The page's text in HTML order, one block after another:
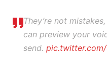
They’re not
can preview your
send. pic.twitter.com/